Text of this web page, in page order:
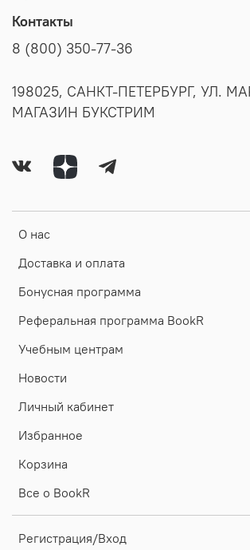
О нас
Доставка и оплата
Бонусная программа
Реферальная программа BookR
Учебным центрам
Новости
Личный кабинет
Избранное
Корзина
Все о BookR
Регистрация/Вход
Контакты
8 (800) 350-77-36
198025, САНКТ-ПЕТЕРБУРГ, УЛ.
МАГАЗИН БУКСТРИМ